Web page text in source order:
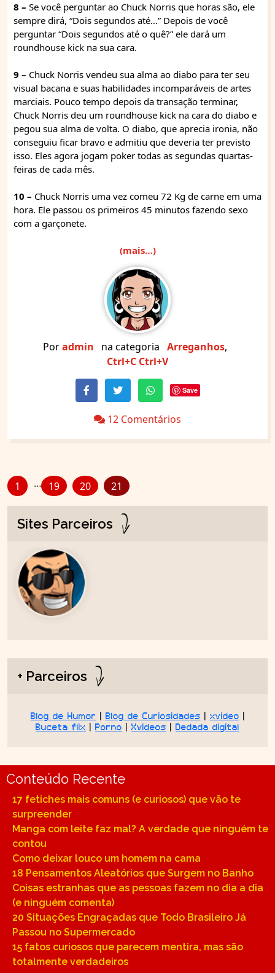
8 – Se você perguntar ao Chuck Norris que horas são, ele
sempre dirá, “Dois segundos até…” Depois de você
perguntar “Dois segundos até o quê?” ele dará um
roundhouse kick na sua cara.
9 – Chuck Norris vendeu sua alma ao diabo para ter seu
visual bacana e suas habilidades incomparáveis de artes
marciais. Pouco tempo depois da transação terminar,
Chuck Norris deu um roundhouse kick na cara do diabo e
pegou sua alma de volta. O diabo, que aprecia ironia, não
conseguiu ficar bravo e admitiu que deveria ter previsto
isso. Eles agora jogam poker todas as segundas quartas-
feiras de cada mês.
10 – Chuck Norris uma vez comeu 72 Kg de carne em uma
hora. Ele passou os primeiros 45 minutos fazendo sexo
com a garçonete.
(mais…)
Poradmin na categoria Arreganhos,
Ctrl+C Ctrl+V
Save
12 Comentários
1 … 19 20 21
Sites Parceiros
+ Parceiros
Blog de Humor | Blog de Curiosidades | xvideo |
Buceta flix | Porno | Xvideos | Dedada digital
Conteúdo Recente
17 fetiches mais comuns (e curiosos) que vão te
surpreender
Manga com leite faz mal? A verdade que ninguém te
contou
Como deixar louco um homem na cama
18 Pensamentos Aleatórios que Surgem no Banho
Coisas estranhas que as pessoas fazem no dia a dia
(e ninguém comenta)
20 Situações Engraçadas que Todo Brasileiro Já
Passou no Supermercado
15 fatos curiosos que parecem mentira, mas são
totalmente verdadeiros